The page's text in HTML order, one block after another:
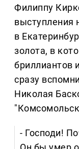
Филиппу
выступления
в
золота, в
бриллиантов
сразу
Николая
- Господи!